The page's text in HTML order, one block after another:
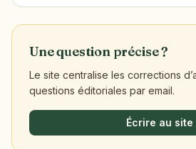
Une question précise ?
Le site centralise les corrections
questions éditoriales par email.
Écrire au site